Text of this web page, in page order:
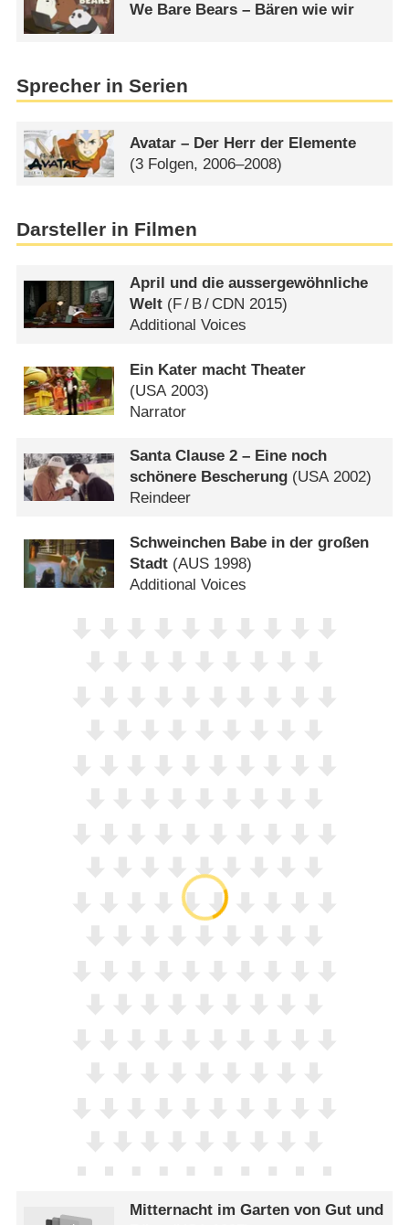
We Bare Bears – Bären wie wir
Sprecher in Serien
Avatar – Der Herr der Elemente
(3 Folgen, 2006–2008)
Darsteller in Filmen
April und die aussergewöhnliche
Welt (F/ B/ CDN 2015)
Additional Voices
Ein Kater macht Theater
(USA2003)
Narrator
Santa Clause 2 – Eine noch
schönere Bescherung (USA2002)
Reindeer
Schweinchen Babe in der großen
Stadt (AUS 1998)
Additional Voices
Mitternacht im Garten von Gut und